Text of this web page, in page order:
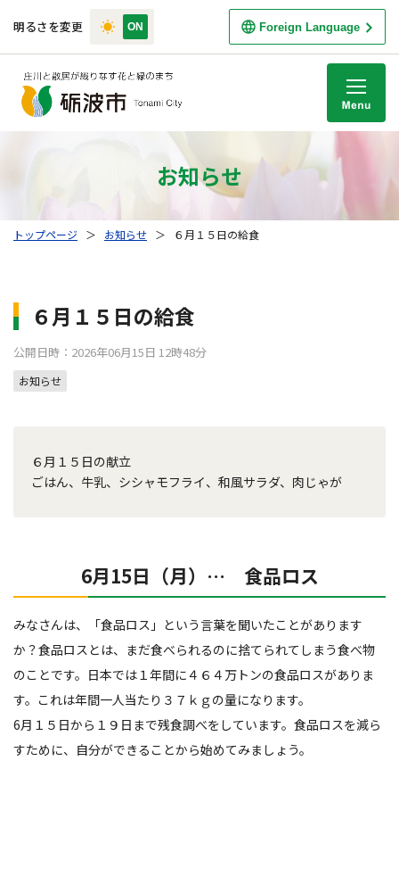
明るさを変更 Foreign Language
お知らせ
トップページ ＞ お知らせ ＞ ６月１５日の給食
６月１５日の給食
公開日時：2026年06月15日 12時48分
お知らせ
６月１５日の献立
ごはん、牛乳、シシャモフライ、和風サラダ、肉じゃが
6月15日（月）… 食品ロス
みなさんは、「食品ロス」という言葉を聞いたことがあります
か？食品ロスとは、まだ食べられるのに捨てられてしまう食べ物
のことです。日本では１年間に４６４万トンの食品ロスがありま
す。これは年間一人当たり３７ｋｇの量になります。
6月１５日から１９日まで残食調べをしています。食品ロスを減ら
すために、自分ができることから始めてみましょう。